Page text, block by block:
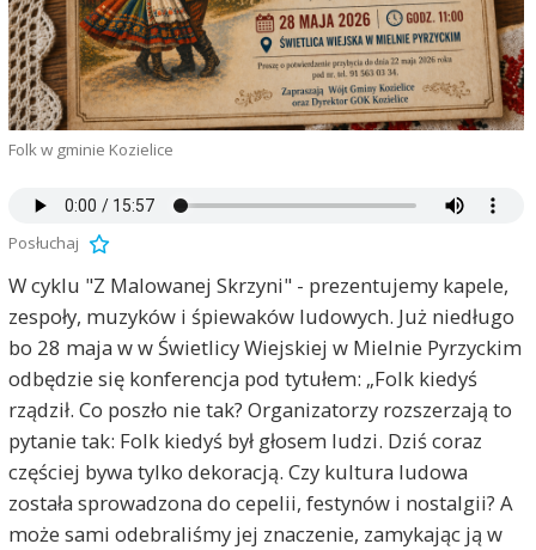
Folk w gminie Kozielice
Posłuchaj
W cyklu "Z Malowanej Skrzyni" - prezentujemy kapele,
zespoły, muzyków i śpiewaków ludowych. Już niedługo
bo 28 maja w w Świetlicy Wiejskiej w Mielnie Pyrzyckim
odbędzie się konferencja pod tytułem: „Folk kiedyś
rządził. Co poszło nie tak? Organizatorzy rozszerzają to
pytanie tak: Folk kiedyś był głosem ludzi. Dziś coraz
częściej bywa tylko dekoracją. Czy kultura ludowa
została sprowadzona do cepelii, festynów i nostalgii? A
może sami odebraliśmy jej znaczenie, zamykając ją w